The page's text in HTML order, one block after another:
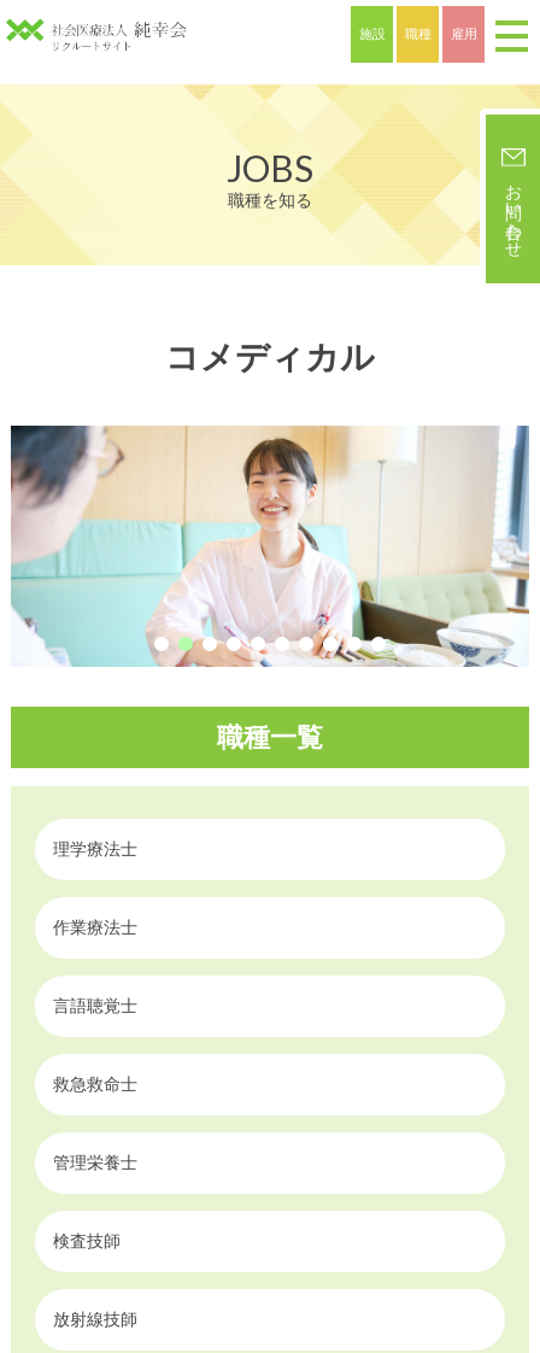
施設 職種 雇用
お問い合わせ
JOBS
職種を知る
コメディカル
職種一覧
理学療法士
作業療法士
言語聴覚士
救急救命士
管理栄養士
検査技師
放射線技師